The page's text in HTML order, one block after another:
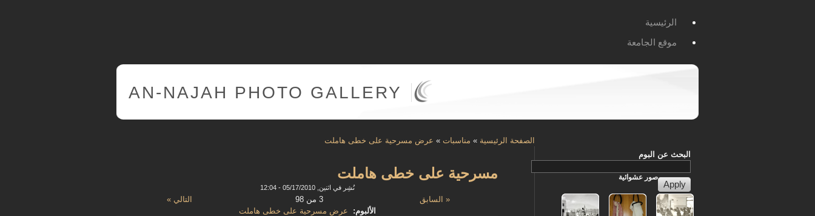
الرئيسية
موقع الجامعة
AN-NAJAH PHOTO GALLERY
الصفحة الرئيسية » مناسبات » عرض مسرحية على خطى هاملت
مسرحية على خطى هاملت
نُشِر في اثنين, 05/17/2010 - 12:04
« السابق 3 من 98
التالي »
الألبوم:
عرض مسرحية على خطى هاملت
البحث عن البوم
صور عشوائية